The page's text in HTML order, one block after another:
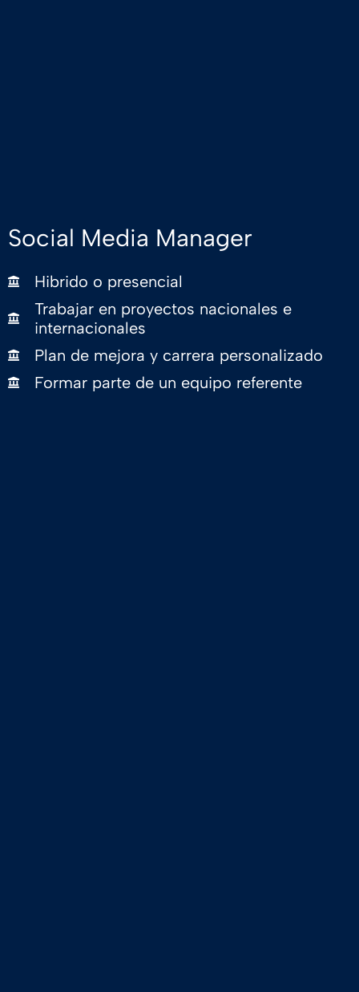
Social Media Manager
Hibrido o presencial
Trabajar en proyectos nacionales e
internacionales
Plan de mejora y carrera personalizado
Formar parte de un equipo referente